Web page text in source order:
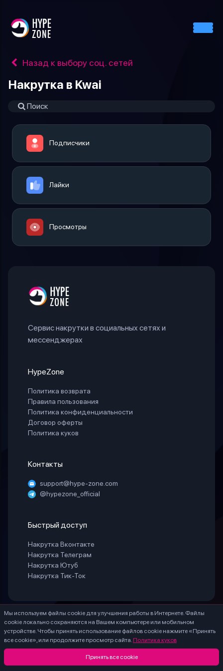
Назад к выбору соц. сетей
Накрутка в Kwai
Подписчики
Лайки
Просмотры
Мы используем файлы cookie для улучшения работы в Интернете. Файлы
cookie локально сохраняются на Вашем компьютере или мобильном
устройстве. Чтобы принять использование файлов cookie нажмите «Принять
все cookie», или продолжите просмотр сайта. Политика куков
Принять все cookie
Сервис накрутки в социальных сетях и
мессенджерах
HypeZone
Политика возврата
Правила пользования
Политика конфиденциальности
Договор оферты
Политика куков
Контакты
support@hype-zone.com
@hypezone_official
Быстрый доступ
Накрутка Вконтакте
Накрутка Телеграм
Накрутка Ютуб
Накрутка Тик-Ток
© 2025 «HypeZone». Все права защищены.
ИП БЕЛАЯ СВЕТЛАНА ГЕННАДИЕВНА ИНН 771888066530 ОГРНИП
324774600203756
* – Meta Platforms Inc. (Facebook, Instagram) - признана экстремистской, ее